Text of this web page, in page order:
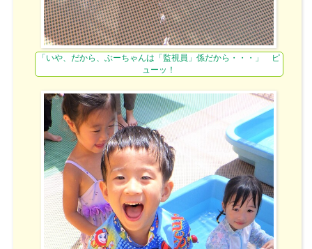
「いや、だから、ぶーちゃんは「監視員」係だから・・・」 ピ
ューッ！